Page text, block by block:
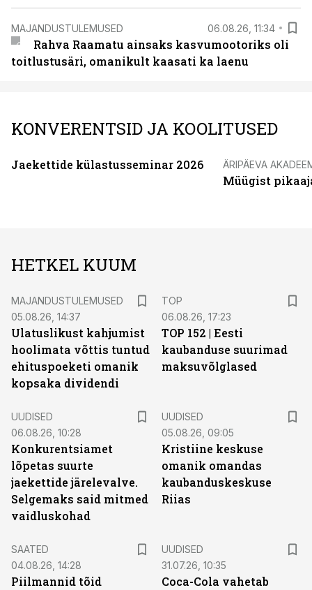
MAJANDUSTULEMUSED 06.08.26, 11:34
Rahva Raamatu ainsaks kasvumootoriks oli
toitlustusäri, omanikult kaasati ka laenu
KONVERENTSID JA KOOLITUSED
Jaekettide külastusseminar 2026 ÄRIPÄEVA
Müügist
HETKEL KUUM
MAJANDUSTULEMUSED
05.08.26, 14:37
Ulatuslikust kahjumist
hoolimata võttis tuntud
ehituspoeketi omanik
kopsaka dividendi
TOP
06.08.26, 17:23
TOP 152 | Eesti
kaubanduse suurimad
maksuvõlglased
UUDISED
06.08.26, 10:28
Konkurentsiamet
lõpetas suurte
jaekettide järelevalve.
Selgemaks said mitmed
vaidluskohad
UUDISED
05.08.26, 09:05
Kristiine keskuse
omanik omandas
kaubanduskeskuse
Riias
SAATED
04.08.26, 14:28
Piilmannid tõid
UUDISED
31.07.26, 10:35
Coca-Cola vahetab